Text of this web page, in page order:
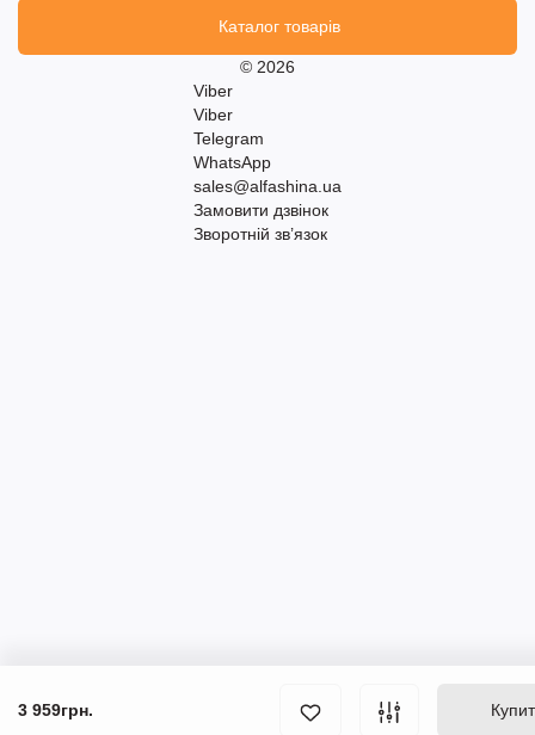
3 959грн.
Каталог товарів
© 2026
Viber
Viber
Telegram
WhatsApp
sales@alfashina.ua
Замовити дзвінок
Зворотній зв’язок